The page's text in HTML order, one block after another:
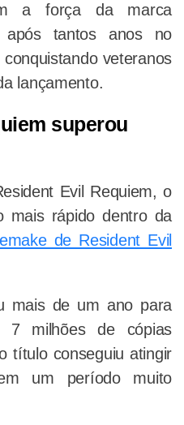
a força da marca
após tantos anos no
veteranos
lançamento.
superou
Evil Requiem, o
mais rápido dentro da
de Resident Evil
mais de um ano para
7 milhões de cópias
título conseguiu atingir
um período muito